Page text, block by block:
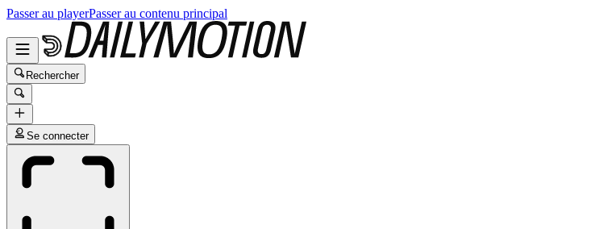
Passer au playerPasser au contenu principal
Rechercher
Se connecter